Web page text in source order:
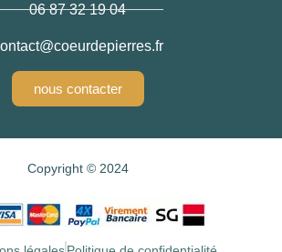
06 87 32 19 04
@coeurdepierres.fr
nous contacter
Copyright © 2024